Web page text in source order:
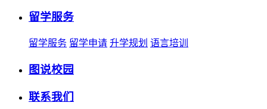
留学服务
留学服务 留学申请 升学规划 语言培训
图说校园
联系我们